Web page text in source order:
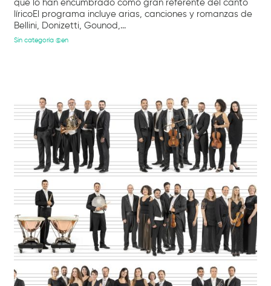
que lo han encumbrado como gran referente del canto
líricoEl programa incluye arias, canciones y romanzas de
Bellini, Donizetti, Gounod,...
Sin categoría @en